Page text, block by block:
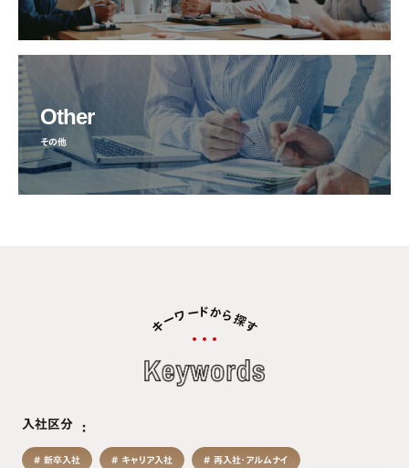
Other
その他
キーワ ー ドから探す
入社区分
新卒入社 キャリア入社 再入社・アルムナイ